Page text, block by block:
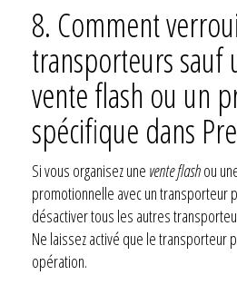
8. Comment
transporteurs sauf
vente flash ou un
spécifique dans
Si vous organisez une vente flashou
promotionnelle avec un transporteur
désactiver tous les autres
Ne laissez activé que le transporteur
opération.